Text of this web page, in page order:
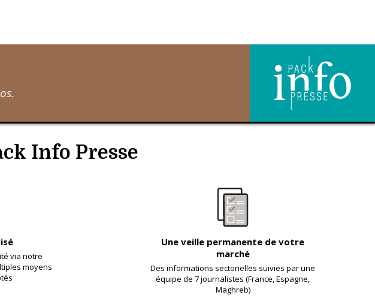
Info Presse
via notre
moyens
Une veille permanente de votre
marché
Des informations sectorielles suivies par une
équipe de 7 journalistes (France, Espagne,
Maghreb)